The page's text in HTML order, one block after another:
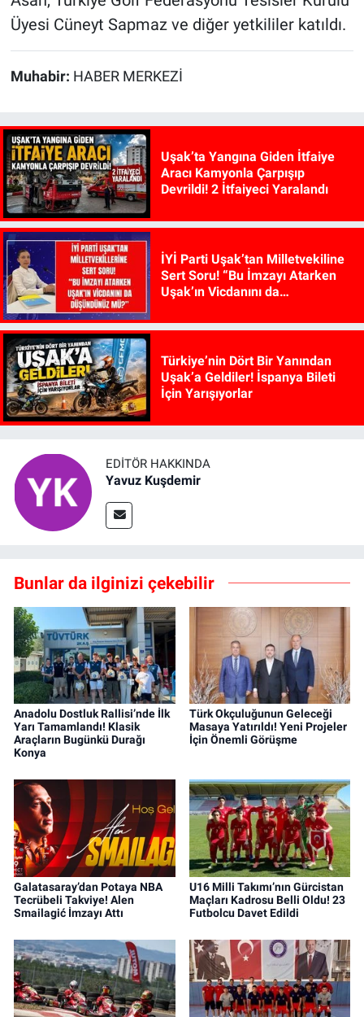
Üyesi Cüneyt Sapmaz ve diğer yetkililer katıldı.
Muhabir: HABER MERKEZİ
Uşak’ta Yangına Giden İtfaiye
Aracı Kamyonla Çarpışıp
Devrildi! 2 İtfaiyeci Yaralandı
İYİ Parti Uşak’tan Milletvekiline
Sert Soru! “Bu İmzayı Atarken
Uşak’ın Vicdanını da
Türkiye’nin Dört Bir Yanından
Uşak’a Geldiler! İspanya Bileti
İçin Yarışıyorlar
EDITÖR HAKKINDA
Yavuz Kuşdemir
Bunlar da ilginizi çekebilir
Anadolu Dostluk Rallisi’nde İlk
Yarı Tamamlandı! Klasik
Araçların Bugünkü Durağı
Konya
Türk Okçuluğunun Geleceği
Masaya Yatırıldı! Yeni Projeler
İçin Önemli Görüşme
Galatasaray’dan Potaya NBA
Tecrübeli Takviye! Alen
Smailagić İmzayı Attı
U16 Milli Takımı’nın Gürcistan
Maçları Kadrosu Belli Oldu! 23
Futbolcu Davet Edildi